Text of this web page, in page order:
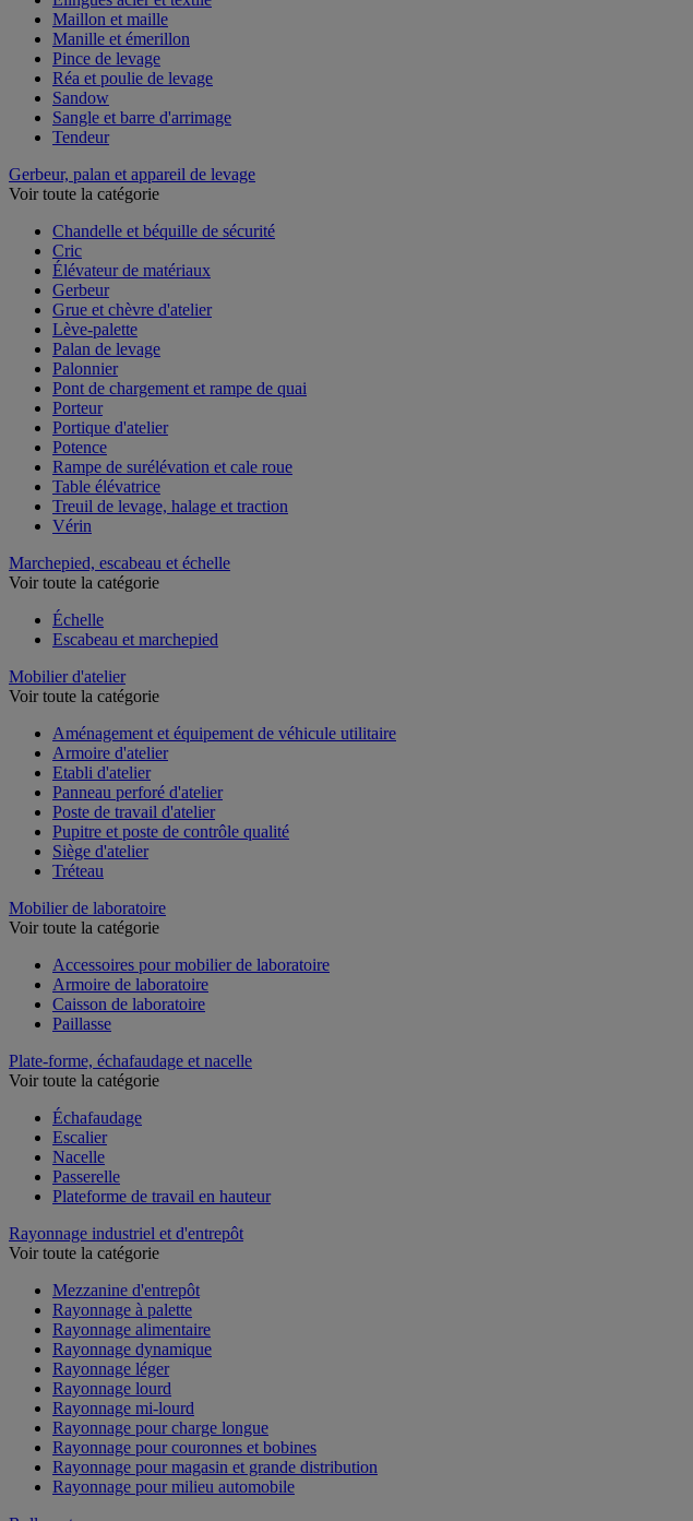
Maillon et maille
Manille et émerillon
Pince de levage
Réa et poulie de levage
Sandow
Sangle et barre d'arrimage
Tendeur
Gerbeur, palan et appareil de levage
Voir toute la catégorie
Chandelle et béquille de sécurité
Cric
Élévateur de matériaux
Gerbeur
Grue et chèvre d'atelier
Lève-palette
Palan de levage
Palonnier
Pont de chargement et rampe de quai
Porteur
Portique d'atelier
Potence
Rampe de surélévation et cale roue
Table élévatrice
Treuil de levage, halage et traction
Vérin
Marchepied, escabeau et échelle
Voir toute la catégorie
Échelle
Escabeau et marchepied
Mobilier d'atelier
Voir toute la catégorie
Aménagement et équipement de véhicule utilitaire
Armoire d'atelier
Etabli d'atelier
Panneau perforé d'atelier
Poste de travail d'atelier
Pupitre et poste de contrôle qualité
Siège d'atelier
Tréteau
Mobilier de laboratoire
Voir toute la catégorie
Accessoires pour mobilier de laboratoire
Armoire de laboratoire
Caisson de laboratoire
Paillasse
Plate-forme, échafaudage et nacelle
Voir toute la catégorie
Échafaudage
Escalier
Nacelle
Passerelle
Plateforme de travail en hauteur
Rayonnage industriel et d'entrepôt
Voir toute la catégorie
Mezzanine d'entrepôt
Rayonnage à palette
Rayonnage alimentaire
Rayonnage dynamique
Rayonnage léger
Rayonnage lourd
Rayonnage mi-lourd
Rayonnage pour charge longue
Rayonnage pour couronnes et bobines
Rayonnage pour magasin et grande distribution
Rayonnage pour milieu automobile